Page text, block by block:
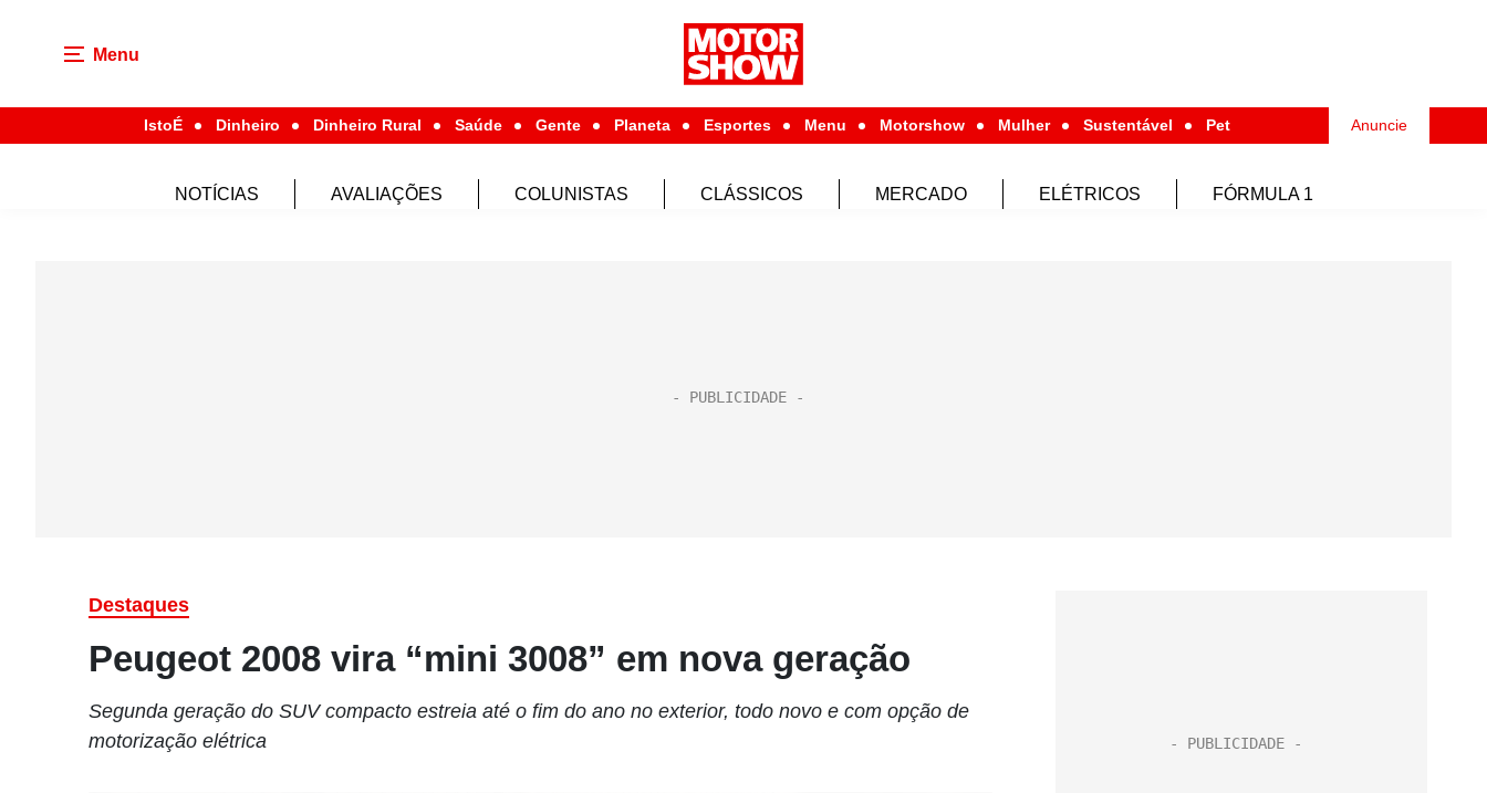
Menu
IstoÉ Dinheiro Dinheiro Rural Saúde Gente Planeta Esportes Menu Motorshow Mulher Sustentável Pet Anuncie
NOTÍCIAS AVALIAÇÕES COLUNISTAS CLÁSSICOS MERCADO ELÉTRICOS FÓRMULA 1
Destaques
Peugeot 2008 vira “mini 3008” em nova geração
Segunda geração do SUV compacto estreia até o fim do ano no exterior, todo novo e com opção de
motorização elétrica